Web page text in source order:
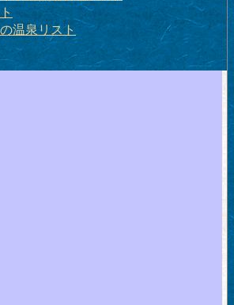
温泉リスト